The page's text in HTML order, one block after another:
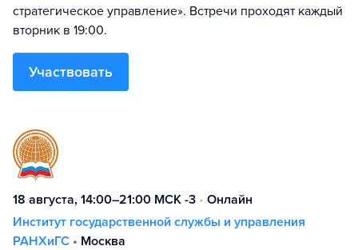
стратегическое управление». Встречи проходят каждый
вторник в 19:00.
Участвовать
18 августа, 14:00–21:00 МСК -3 • Онлайн
Институт государственной службы и управления
РАНХиГС • Москва